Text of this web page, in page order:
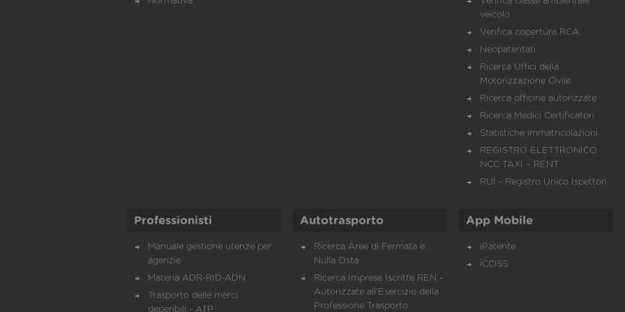
veicolo
Verifica copertura RCA
Neopatentati
Ricerca Uffici della
Motorizzazione Civile
Ricerca officine autorizzate
Ricerca Medici Certificatori
Statistiche immatricolazioni
REGISTRO ELETTRONICO
NCC TAXI – RENT
RUI - Registro Unico Ispettori
Professionisti
Manuale gestione utenze per
agenzie
Materia ADR-RID-ADN
Trasporto delle merci
deperibili - ATP
Autotrasporto
Ricerca Aree di Fermata e
Nulla Osta
Ricerca Imprese Iscritte REN -
Autorizzate all'Esercizio della
Professione Trasporto
App Mobile
iPatente
iCCISS